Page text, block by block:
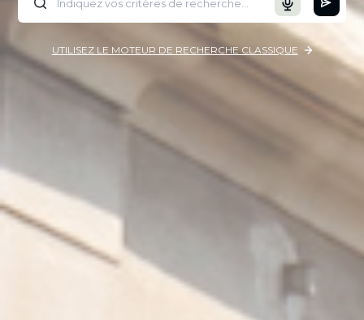
UTILISEZ LE MOTEUR DE RECHERCHE CLASSIQUE